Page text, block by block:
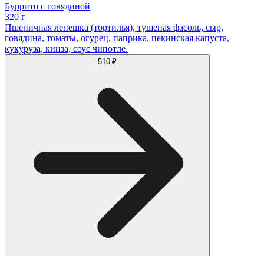
Буррито с говядиной
320 г
Пшеничная лепешка (тортилья), тушеная фасоль, сыр,
говядина, томаты, огурец, паприка, пекинская капуста,
кукуруза, кинза, соус чипотле.
510 ₽